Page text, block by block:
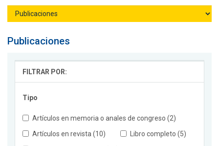
Publicaciones
FILTRAR POR:
Tipo
Artículos en memoria o anales de congreso (2)
Artículos en revista (10)
Libro completo (5)